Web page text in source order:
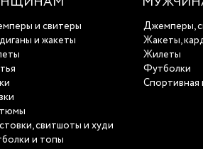
и свитеры
и жакеты
свитшоты и худи
и топы
Джемперы,
Жакеты,
Жилеты
Футболки
Спортивная